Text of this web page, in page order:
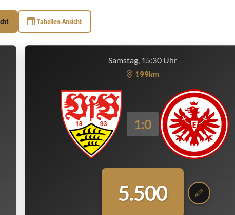
Tabellen-Ansicht
Samstag, 15:30 Uhr
199km
1:0
5.500